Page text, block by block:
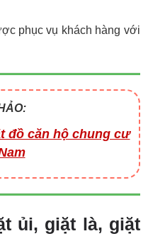
phục vụ khách hàng với
đồ căn hộ chung cư
ủi, giặt là, giặt